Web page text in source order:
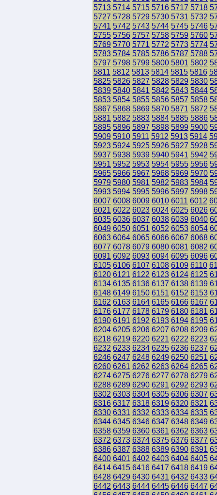
5713 5714 5715 5716 5717 5718
5727 5728 5729 5730 5731 5732
5741 5742 5743 5744 5745 5746
5755 5756 5757 5758 5759 5760
5769 5770 5771 5772 5773 5774
5783 5784 5785 5786 5787 5788
5797 5798 5799 5800 5801 5802
5811 5812 5813 5814 5815 5816
5825 5826 5827 5828 5829 5830
5839 5840 5841 5842 5843 5844
5853 5854 5855 5856 5857 5858
5867 5868 5869 5870 5871 5872
5881 5882 5883 5884 5885 5886
5895 5896 5897 5898 5899 5900
5909 5910 5911 5912 5913 5914
5923 5924 5925 5926 5927 5928
5937 5938 5939 5940 5941 5942
5951 5952 5953 5954 5955 5956
5965 5966 5967 5968 5969 5970
5979 5980 5981 5982 5983 5984
5993 5994 5995 5996 5997 5998
6007 6008 6009 6010 6011 6012
6021 6022 6023 6024 6025 6026
6035 6036 6037 6038 6039 6040
6049 6050 6051 6052 6053 6054
6063 6064 6065 6066 6067 6068
6077 6078 6079 6080 6081 6082
6091 6092 6093 6094 6095 6096
6105 6106 6107 6108 6109 6110
6120 6121 6122 6123 6124 6125
6134 6135 6136 6137 6138 6139
6148 6149 6150 6151 6152 6153
6162 6163 6164 6165 6166 6167
6176 6177 6178 6179 6180 6181
6190 6191 6192 6193 6194 6195
6204 6205 6206 6207 6208 6209
6218 6219 6220 6221 6222 6223
6232 6233 6234 6235 6236 6237
6246 6247 6248 6249 6250 6251
6260 6261 6262 6263 6264 6265
6274 6275 6276 6277 6278 6279
6288 6289 6290 6291 6292 6293
6302 6303 6304 6305 6306 6307
6316 6317 6318 6319 6320 6321
6330 6331 6332 6333 6334 6335
6344 6345 6346 6347 6348 6349
6358 6359 6360 6361 6362 6363
6372 6373 6374 6375 6376 6377
6386 6387 6388 6389 6390 6391
6400 6401 6402 6403 6404 6405
6414 6415 6416 6417 6418 6419
6428 6429 6430 6431 6432 6433
6442 6443 6444 6445 6446 6447